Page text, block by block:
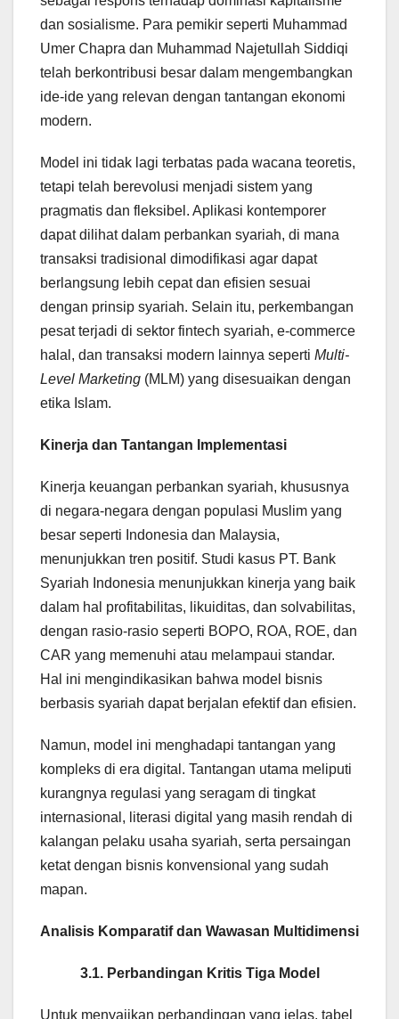
dan sosialisme. Para pemikir seperti Muhammad
Umer Chapra dan Muhammad Najetullah Siddiqi
telah berkontribusi besar dalam mengembangkan
ide-ide yang relevan dengan tantangan ekonomi
modern.
Model ini tidak lagi terbatas pada wacana teoretis,
tetapi telah berevolusi menjadi sistem yang
pragmatis dan fleksibel. Aplikasi kontemporer
dapat dilihat dalam perbankan syariah, di mana
transaksi tradisional dimodifikasi agar dapat
berlangsung lebih cepat dan efisien sesuai
dengan prinsip syariah. Selain itu, perkembangan
pesat terjadi di sektor fintech syariah, e-commerce
halal, dan transaksi modern lainnya seperti Multi-
Level Marketing (MLM) yang disesuaikan dengan
etika Islam.
Kinerja dan Tantangan Implementasi
Kinerja keuangan perbankan syariah, khususnya
di negara-negara dengan populasi Muslim yang
besar seperti Indonesia dan Malaysia,
menunjukkan tren positif. Studi kasus PT. Bank
Syariah Indonesia menunjukkan kinerja yang baik
dalam hal profitabilitas, likuiditas, dan solvabilitas,
dengan rasio-rasio seperti BOPO, ROA, ROE, dan
CAR yang memenuhi atau melampaui standar.
Hal ini mengindikasikan bahwa model bisnis
berbasis syariah dapat berjalan efektif dan efisien.
Namun, model ini menghadapi tantangan yang
kompleks di era digital. Tantangan utama meliputi
kurangnya regulasi yang seragam di tingkat
internasional, literasi digital yang masih rendah di
kalangan pelaku usaha syariah, serta persaingan
ketat dengan bisnis konvensional yang sudah
mapan.
Analisis Komparatif dan Wawasan Multidimensi
3.1. Perbandingan Kritis Tiga Model
Untuk menyajikan perbandingan yang jelas, tabel